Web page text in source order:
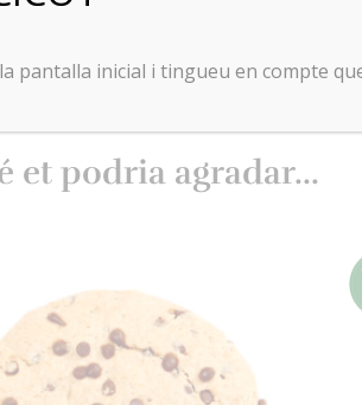
llarg del desert costaner
Ingredients: pasta de
et podria agradar...
pantalla inicial i tingueu en compte